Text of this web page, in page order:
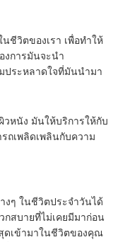
นชีวิตของเรา เพื่อทําให้
การมันจะนํา
ระหลาดใจที่มันนํามา
หนัง มันให้บริการให้กับ
ถเพลิดเพลินกับความ
ๆ ในชีวิตประจําวันได้
สบายที่ไม่เคยมีมาก่อน
เข้ามาในชีวิตของคุณ